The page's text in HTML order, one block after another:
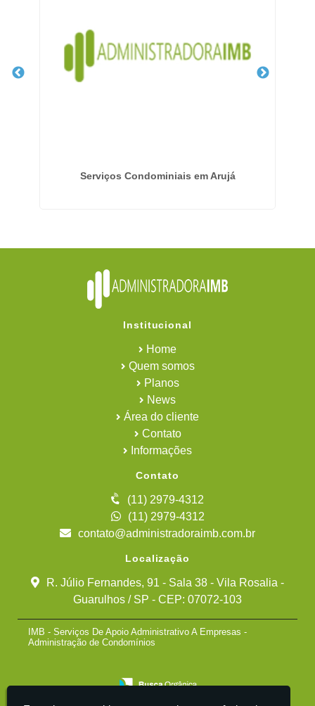
Serviços Condominiais em Arujá
Institucional
Home
Quem somos
Planos
News
Área do cliente
Contato
Informações
Contato
(11) 2979-4312
(11) 2979-4312
contato@administradoraimb.com.br
Localização
R. Júlio Fernandes, 91 - Sala 38 - Vila Rosalia -
Guarulhos / SP - CEP: 07072-103
IMB - Serviços De Apoio Administrativo A Empresas -
Administração de Condomínios